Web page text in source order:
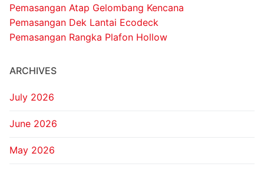
Pemasangan Atap Gelombang Kencana
Pemasangan Dek Lantai Ecodeck
Pemasangan Rangka Plafon Hollow
ARCHIVES
July 2026
June 2026
May 2026